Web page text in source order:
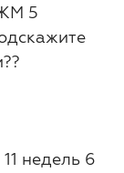
5
недель 6